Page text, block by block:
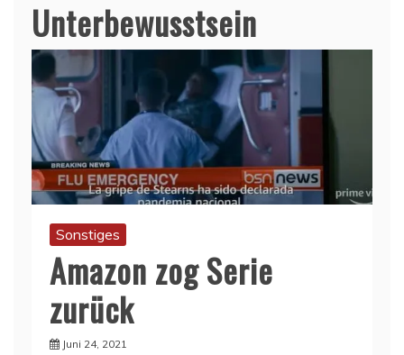
Unterbewusstsein
Sonstiges
Amazon zog Serie
zurück
Juni 24, 2021